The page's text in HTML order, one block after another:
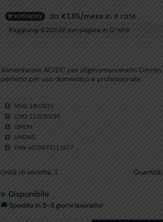
Alimentatore AC/DC per sfigmomanometri
perfetto per uso domestico e professionale.
NSIS: 1802815
CND: Z12030280
GMDN:
UMDNS:
EAN: 4015672111677
Unità di vendita: 1
Disponibile
🚚 Spedito in 3–5 giorni lavorativi